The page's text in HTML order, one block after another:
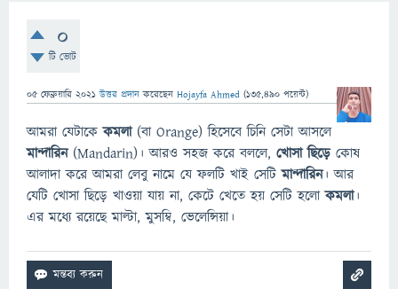
0
টি ভোট
05 ফেব্রুয়ারি 2021 উত্তর প্রদান করেছেন Hojayfa Ahmed (135,490 পয়েন্ট)
আমরা যেটাকেকমলা(বা Orange) হিসেবে চিনি সেটা আসলে
মান্দারিন(Mandarin)। আরও সহজ করে বললে, খোসা ছিড়েকোষ
আলাদা করে আমরা লেবু নামে যে ফলটি খাই সেটিমান্দারিন। আর
যেটি খোসা ছিড়ে খাওয়া যায় না, কেটে খেতে হয় সেটি হলোকমলা।
এর মধ্যে রয়েছে মাল্টা, মুসম্বি, ভেলেন্সিয়া।